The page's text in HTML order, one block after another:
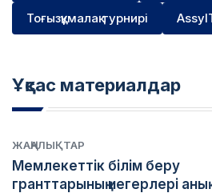
Тоғызқұмалақ турнирі
Ұқсас материалдар
ЖАҢАЛЫҚТАР
Мемлекеттік білім беру
гранттарының иегерлері